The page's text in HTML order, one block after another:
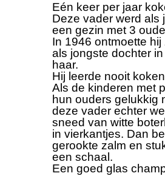
Eén keer per jaar
Deze vader werd als
een gezin met 3
In 1946 ontmoette
als jongste dochter
haar.
Hij leerde nooit
Als de kinderen met
hun ouders gelukkig
deze vader echter
sneed van witte
in vierkantjes. Dan
gerookte zalm en
een schaal.
Een goed glas